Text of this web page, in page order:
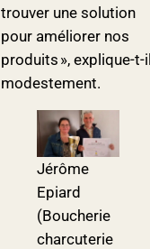
trouver une solution
pour améliorer nos
produits », explique-t-il
modestement.
Jérôme
Epiard
(Boucherie
charcuterie